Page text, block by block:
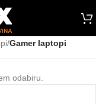
/Gamer laptopi
odabiru.